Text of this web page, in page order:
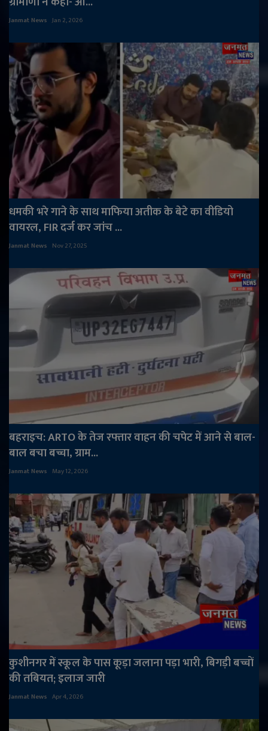
Janmat News Jan 2, 2026
धमकी भरे गाने के साथ माफिया अतीक के बेटे का वीडियो
वायरल, FIR दर्ज कर जांच ...
Janmat News Nov 27, 2025
बहराइच: ARTO के तेज रफ्तार वाहन की चपेट में आने से बाल-
बाल बचा बच्चा, ग्राम...
Janmat News May 12, 2026
कुशीनगर में स्कूल के पास कूड़ा जलाना पड़ा भारी, बिगड़ी बच्चों
की तबियत; इलाज जारी
Janmat News Apr 4, 2026